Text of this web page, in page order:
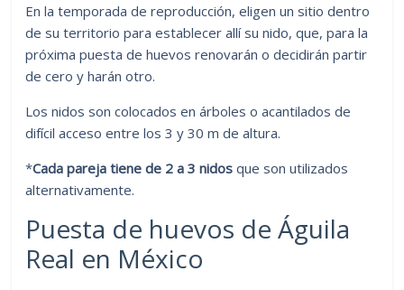
En la temporada de reproducción, eligen un sitio dentro
de su territorio para establecer allí su nido, que, para la
próxima puesta de huevos renovarán o decidirán partir
de cero y harán otro.
Los nidos son colocados en árboles o acantilados de
difícil acceso entre los 3 y 30 m de altura.
*Cada pareja tiene de 2 a 3 nidos que son utilizados
alternativamente.
Puesta de huevos de Águila
Real en México